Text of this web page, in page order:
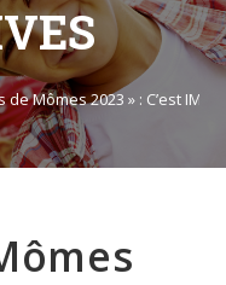
de Mômes 2023 » : C’est